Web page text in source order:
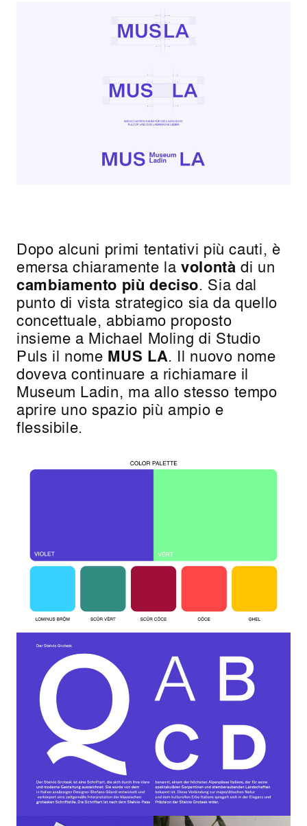
Dopo alcuni primi tentativi più cauti, è
emersa chiaramente lavolontà di un
cambiamento più deciso. Sia dal
punto di vista strategico sia da quello
concettuale, abbiamo proposto
insieme a Michael Moling di Studio
Puls il nome MUS LA. Il nuovo nome
doveva continuare a richiamare il
Museum Ladin, ma allo stesso tempo
aprire uno spazio più ampio e
flessibile.